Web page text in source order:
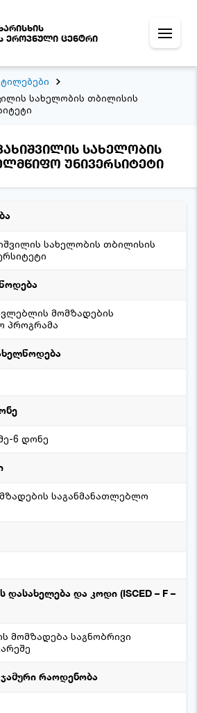
ეროვნული ცენტრი
სახელობის თბილისის
სახელობის
უნივერსიტეტი
სახელობის თბილისის
მომზადების
პროგრამა
6 დონე
საგანმანათლებლო
და კოდი (ISCED – F –
მომზადება საგნობრივი
ჯამური რაოდენობა